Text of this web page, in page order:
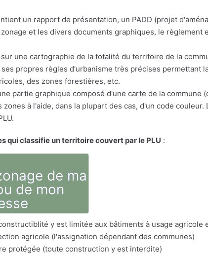
un rapport de présentation, un PADD (projet
et les divers documents graphiques, le règlement
sur une cartographie de la totalité du territoire de la
propres règles d'urbanisme très précises permettant
des zones forestières, etc.
partie graphique composé d'une carte de la
à l'aide, dans la plupart des cas, d'un code
qui classifie un territoire couvert par le PLU :
de ma
de mon
y est limitée aux bâtiments à usage
agricole (l'assignation dépendant des communes)
protégée (toute construction y est interdite)